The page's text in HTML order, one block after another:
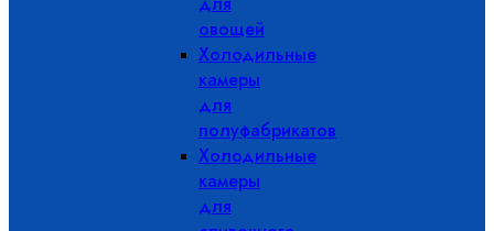
овощей
Холодильные
камеры
для
полуфабрикатов
Холодильные
камеры
для